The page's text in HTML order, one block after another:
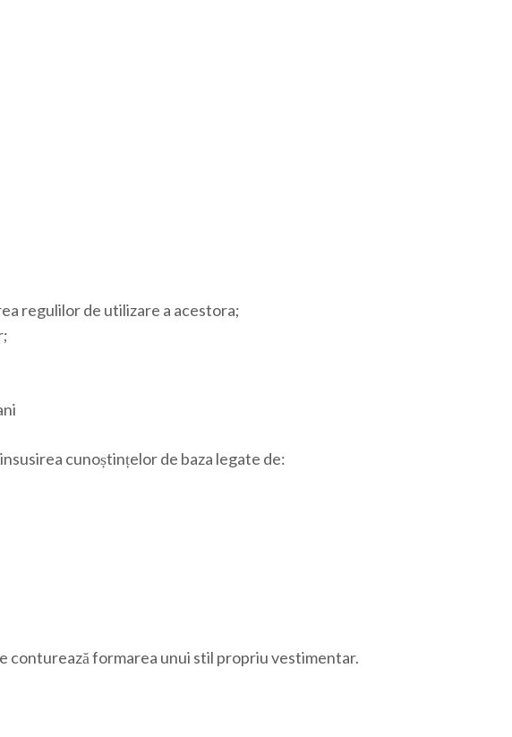
regulilor de utilizare a acestora;
cunoștințelor de baza legate de:
conturează formarea unui stil propriu vestimentar.